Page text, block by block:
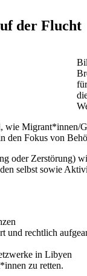
der Flucht
für
Migrant*innen/
Fokus von
oder
selbst sowie
rechtlich
in Libyen
zu retten.